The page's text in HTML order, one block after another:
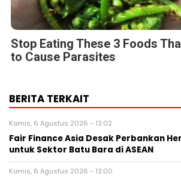
Stop Eating These 3 Foods
to Cause Parasites
BERITA TERKAIT
Kamis, 6 Agustus 2026 - 13:02
Fair Finance Asia Desak Perbankan
untuk Sektor Batu Bara di ASEAN
Kamis, 6 Agustus 2026 - 13:00